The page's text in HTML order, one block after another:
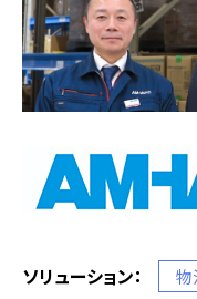
ソリューション： 物